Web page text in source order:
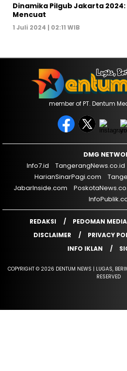
Dinamika Pilgub Jakarta
Mencuat
1 Juli 2024 | 02:11 WIB
member of PT. Dentum
DMG
Info7.id
TangerangNews.co.id
HarianSinarPagi.com
JabarInside.com
REDAKSI PEDOMAN MEDIA
DISCLAIMER
PRIVACY
INFO IKLAN
COPYRIGHT © 2026 DENTUM NEWS | LUGAS,
RESERVED